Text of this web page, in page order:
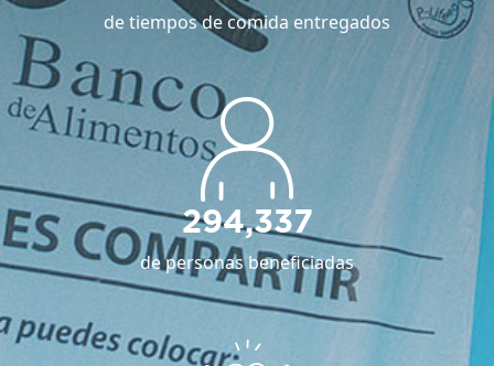
de tiempos de comida entregados
294,337
de personas beneficiadas